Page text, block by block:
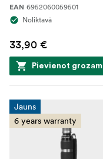
EAN 6952060059501
Noliktavā
33,90 €
Pievienot grozam
Jauns
6 years warranty